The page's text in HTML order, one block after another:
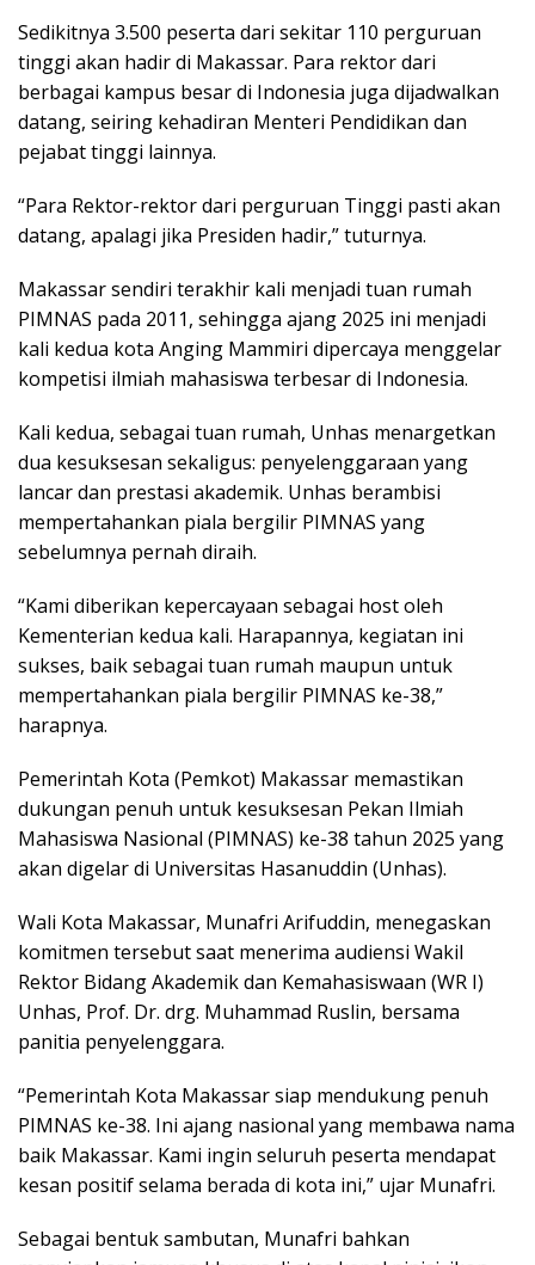
Sedikitnya 3.500 peserta dari sekitar 110 perguruan
tinggi akan hadir di Makassar. Para rektor dari
berbagai kampus besar di Indonesia juga dijadwalkan
datang, seiring kehadiran Menteri Pendidikan dan
pejabat tinggi lainnya.
“Para Rektor-rektor dari perguruan Tinggi pasti akan
datang, apalagi jika Presiden hadir,” tuturnya.
Makassar sendiri terakhir kali menjadi tuan rumah
PIMNAS pada 2011, sehingga ajang 2025 ini menjadi
kali kedua kota Anging Mammiri dipercaya menggelar
kompetisi ilmiah mahasiswa terbesar di Indonesia.
Kali kedua, sebagai tuan rumah, Unhas menargetkan
dua kesuksesan sekaligus: penyelenggaraan yang
lancar dan prestasi akademik. Unhas berambisi
mempertahankan piala bergilir PIMNAS yang
sebelumnya pernah diraih.
“Kami diberikan kepercayaan sebagai host oleh
Kementerian kedua kali. Harapannya, kegiatan ini
sukses, baik sebagai tuan rumah maupun untuk
mempertahankan piala bergilir PIMNAS ke-38,”
harapnya.
Pemerintah Kota (Pemkot) Makassar memastikan
dukungan penuh untuk kesuksesan Pekan Ilmiah
Mahasiswa Nasional (PIMNAS) ke-38 tahun 2025 yang
akan digelar di Universitas Hasanuddin (Unhas).
Wali Kota Makassar, Munafri Arifuddin, menegaskan
komitmen tersebut saat menerima audiensi Wakil
Rektor Bidang Akademik dan Kemahasiswaan (WR I)
Unhas, Prof. Dr. drg. Muhammad Ruslin, bersama
panitia penyelenggara.
“Pemerintah Kota Makassar siap mendukung penuh
PIMNAS ke-38. Ini ajang nasional yang membawa nama
baik Makassar. Kami ingin seluruh peserta mendapat
kesan positif selama berada di kota ini,” ujar Munafri.
Sebagai bentuk sambutan, Munafri bahkan